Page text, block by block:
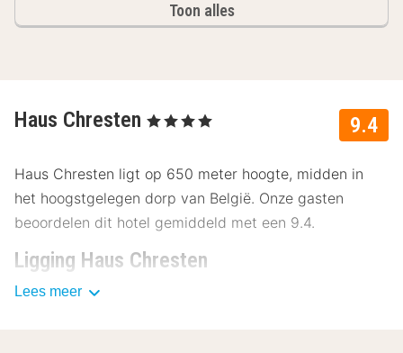
Toon alles
9.4
Haus Chresten , 4 Sterren
Haus Chresten ligt op 650 meter hoogte, midden in
het hoogstgelegen dorp van België. Onze gasten
beoordelen dit hotel gemiddeld met een 9.4.
Ligging Haus Chresten
Natuurliefhebbers zullen zich thuis voelen in Haus
Lees meer